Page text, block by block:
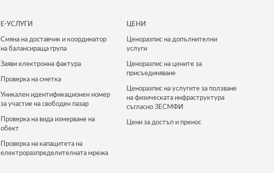
Е-УСЛУГИ
Смяна на доставчик и координатор
на балансираща група
Заяви електронна фактура
Проверка на сметка
Уникален идентификационен номер
за участие на свободен пазар
Проверка на вида измерване на
обект
Проверка на капацитета на
електроразпределителната мрежа
ЦЕНИ
Ценоразпис на допълнителни
услуги
Ценоразпис на цените за
присъединяване
Ценоразпис на услугите за ползване
на физическата инфраструктура
съгласно ЗЕСМФИ
Цени за достъп и пренос